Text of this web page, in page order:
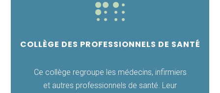

COLLÈGE DES PROFESSIONNELS DE SANTÉ
Ce collège regroupe les médecins, infirmiers
et autres professionnels de santé. Leur